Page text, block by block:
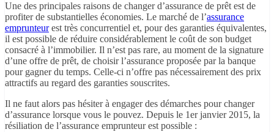
Une des principales raisons de changer d’assurance de prêt est de
profiter de substantielles économies. Le marché de l’assurance
emprunteurest très concurrentiel et, pour des garanties équivalentes,
il est possible de réduire considérablement le coût de son budget
consacré à l’immobilier. Il n’est pas rare, au moment de la signature
d’une offre de prêt, de choisir l’assurance proposée par la banque
pour gagner du temps. Celle-ci n’offre pas nécessairement des prix
attractifs au regard des garanties souscrites.
Il ne faut alors pas hésiter à engager des démarches pour changer
d’assurance lorsque vous le pouvez. Depuis le 1er janvier 2015, la
résiliation de l’assurance emprunteur est possible :